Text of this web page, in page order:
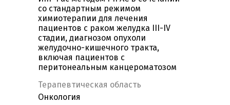
со стандартным режимом
химиотерапии для лечения
пациентов с раком желудка III-IV
стадии, диагнозом опухоли
желудочно-кишечного тракта,
включая пациентов с
перитонеальным канцероматозом
Терапевтическая область
Онкология